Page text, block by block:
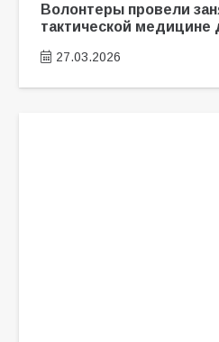
Волонтеры провели
тактической медицине
27.03.2026